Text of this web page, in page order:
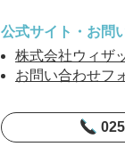
公式サイト・お問
株式会社ウィザ
お問い合わせフ